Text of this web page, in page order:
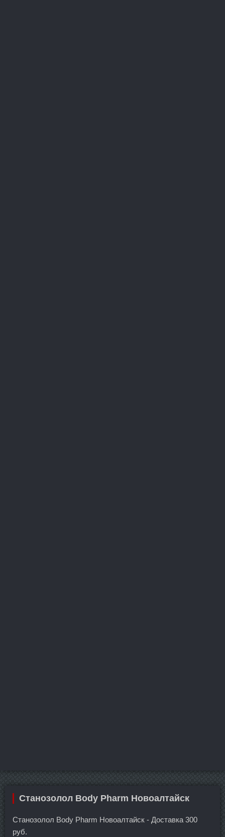
Станозолол Body Pharm Новоалтайск
Станозолол Body Pharm Новоалтайск - Доставка 300
руб.